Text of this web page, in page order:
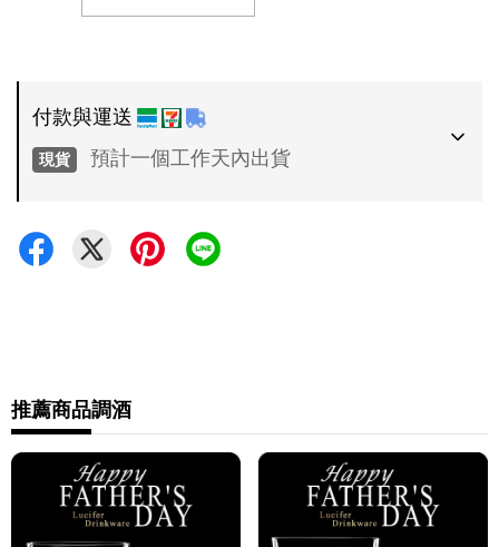
付款與運送
現貨 預計一個工作天內出貨
•超商 / 宅配貨到付款
•7-11 - 運費 60 元，NT 600 享免運
•全家 - 運費 60 元，NT 600 享免運
新竹物流 - 運費 80 元
黑貓(包裹90cm以下) - 運費 170 元
推薦商品調酒